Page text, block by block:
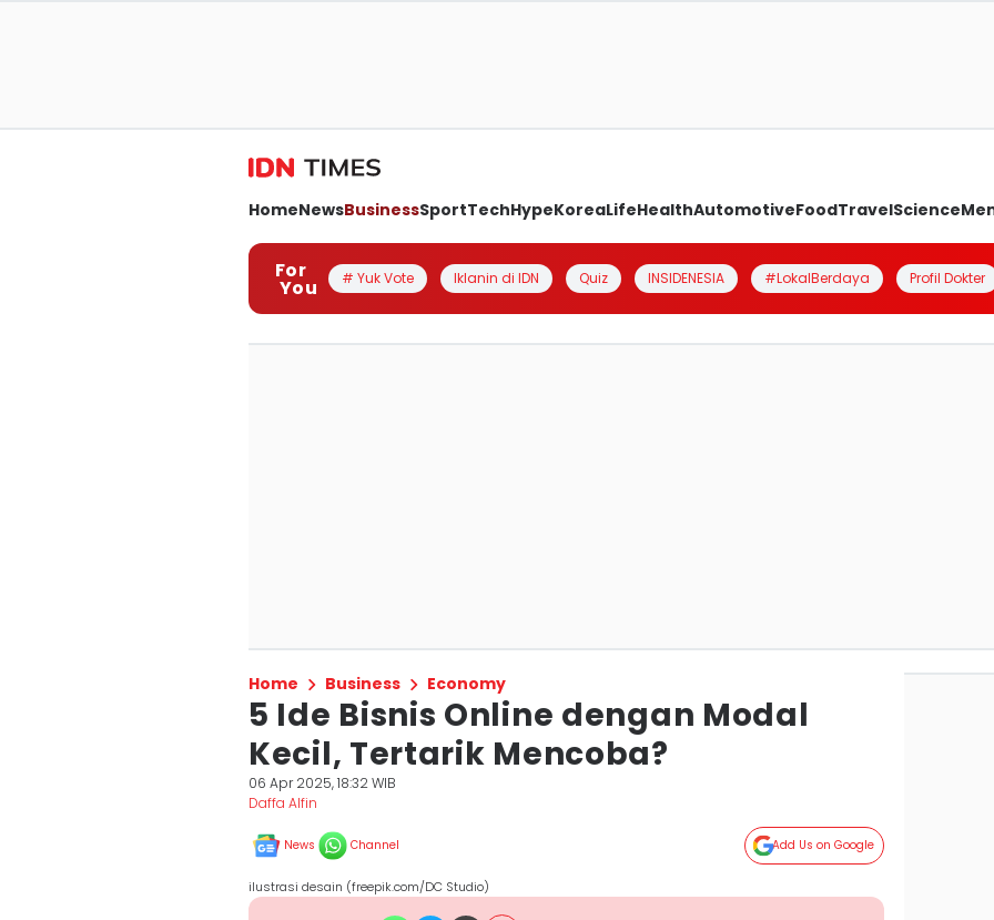
HomeNewsBusinessSportTechHypeKoreaLifeHealthAutomotiveFoodTravelScience
For
You # Yuk Vote Iklanin di IDN Quiz INSIDENESIA #LokalBerdaya Profil Dokter
Home Business Economy
5 Ide Bisnis Online dengan Modal
Kecil, Tertarik Mencoba?
06 Apr 2025, 18:32 WIB
Daffa Alfin
News Channel Add Us on Google
ilustrasi desain (freepik.com/DC Studio)